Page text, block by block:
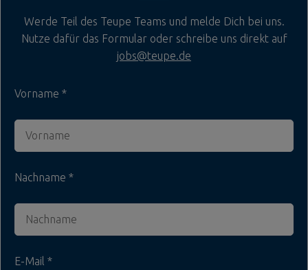
Werde Teil des Teupe Teams und melde Dich bei uns.
Nutze dafür das Formular oder schreibe uns direkt auf
jobs@teupe.de
Vorname
Nachname
E-Mail